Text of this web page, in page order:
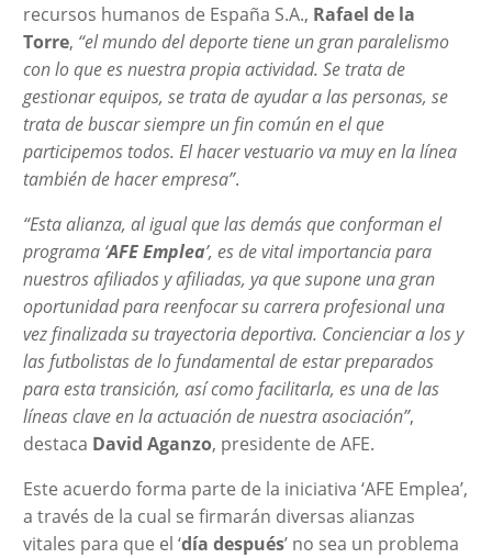
recursos humanos de España S.A., Rafael de la
Torre, “el mundo del deporte tiene un gran paralelismo
con lo que es nuestra propia actividad. Se trata de
gestionar equipos, se trata de ayudar a las personas, se
trata de buscar siempre un fin común en el que
participemos todos. El hacer vestuario va muy en la línea
también de hacer empresa”.
“Esta alianza, al igual que las demás que conforman el
programa ‘AFE Emplea’, es de vital importancia para
nuestros afiliados y afiliadas, ya que supone una gran
oportunidad para reenfocar su carrera profesional una
vez finalizada su trayectoria deportiva. Concienciar a los y
las futbolistas de lo fundamental de estar preparados
para esta transición, así como facilitarla, es una de las
líneas clave en la actuación de nuestra asociación”,
destaca David Aganzo, presidente de AFE.
Este acuerdo forma parte de la iniciativa ‘AFE Emplea’,
a través de la cual se firmarán diversas alianzas
vitales para que el ‘día después’ no sea un problema